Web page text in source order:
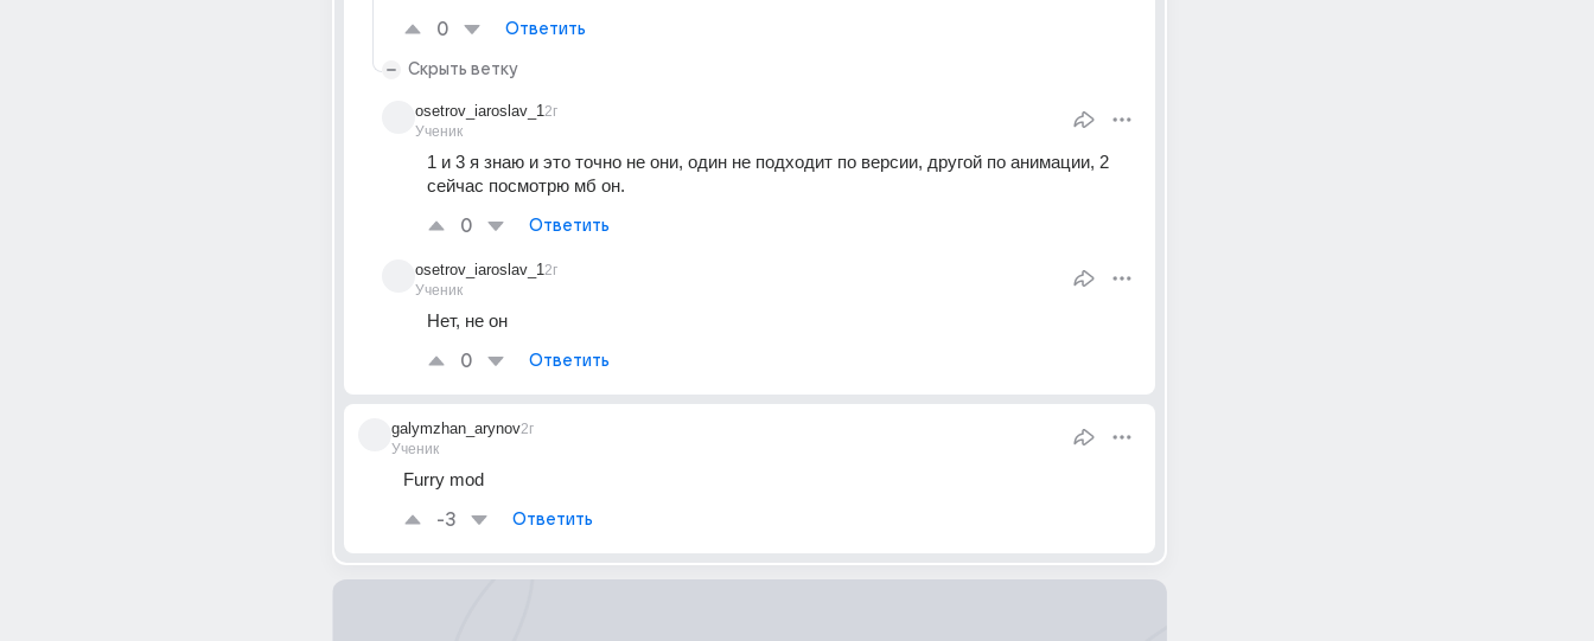
0 Ответить
Скрыть ветку
osetrov_iaroslav_1
Ученик
2г
1 и 3 я знаю и это точно не они, один не подходит по версии, другой по анимации, 2
сейчас посмотрю мб он.
0 Ответить
osetrov_iaroslav_1
Ученик
2г
Нет, не он
0 Ответить
galymzhan_arynov
Ученик
2г
Furry mod
-3 Ответить